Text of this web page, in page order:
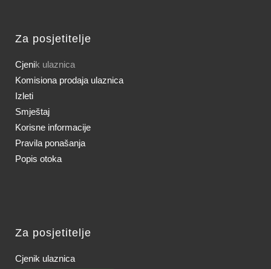
Za posjetitelje
Cjenik ulaznica
Komisiona prodaja ulaznica
Izleti
Smještaj
Korisne informacije
Pravila ponašanja
Popis otoka
Za posjetitelje
Cjenik ulaznica